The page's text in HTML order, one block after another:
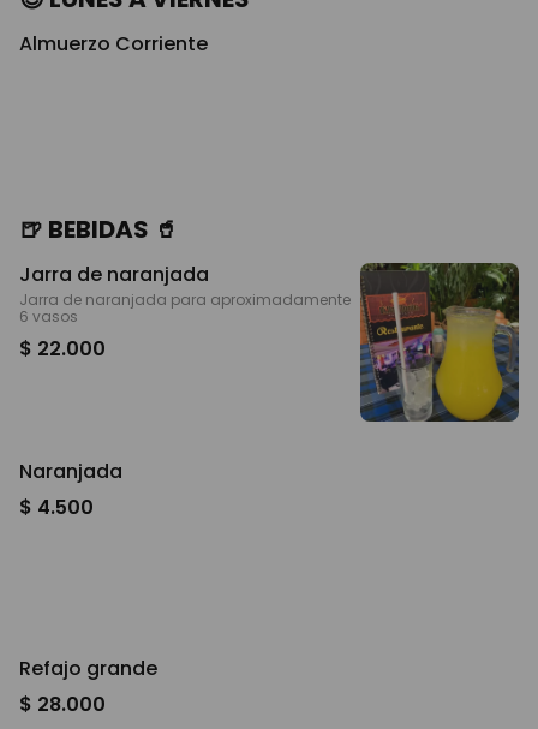
Almuerzo Corriente
🍺 BEBIDAS 🥤
Jarra de naranjada
Jarra de naranjada para aproximadamente
6 vasos
$ 22.000
Naranjada
$ 4.500
Refajo grande
$ 28.000